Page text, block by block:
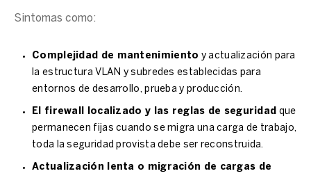
Sintomas como:
Complejidad de mantenimiento y actualización para
la estructura VLAN y subredes establecidas para
entornos de desarrollo, prueba y producción.
El firewall localizado y las reglas de seguridad que
permanecen fijas cuando se migra una carga de trabajo,
toda la seguridad provista debe ser reconstruida.
Actualización lenta o migración de cargas de